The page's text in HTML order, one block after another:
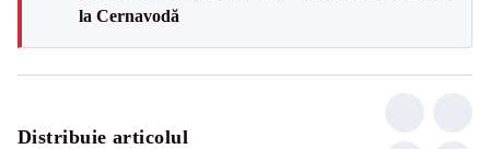
la Cernavodă
Distribuie articolul